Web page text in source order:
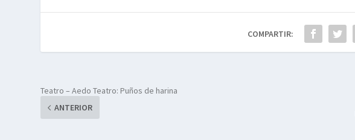
COMPARTIR:
Teatro – Aedo Teatro: Puños de harina
ANTERIOR